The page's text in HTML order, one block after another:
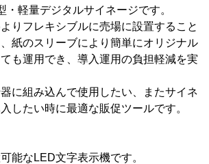
・軽量デジタルサイネージです。
りフレキシブルに売場に設置すること
紙のスリーブにより簡単にオリジナル
も運用でき、導入運用の負担軽減を実
に組み込んで使用したい、またサイネ
したい時に最適な販促ツールです。
能なLED文字表示機です。